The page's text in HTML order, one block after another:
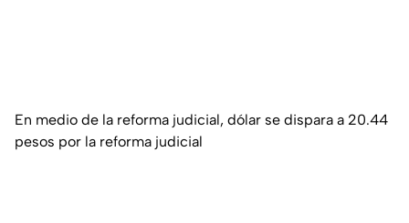
En medio de la reforma judicial, dólar se dispara a 20.44
pesos por la reforma judicial